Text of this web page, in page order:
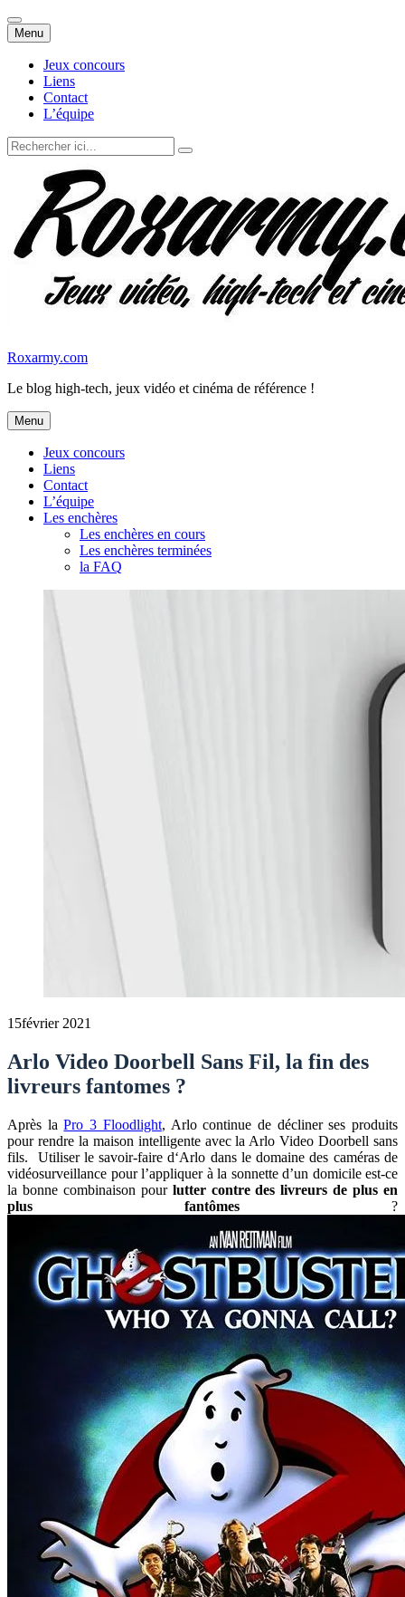
Menu Aller
au
contenu
Jeux concours
Liens
Contact
L’équipe
Recherche
pour
Roxarmy.com
Le blog high-tech, jeux vidéo et cinéma de référence !
Menu Aller
au
contenu
Jeux concours
Liens
Contact
L’équipe
Les enchères
Les enchères en cours
Les enchères terminées
la FAQ
15février 2021
Arlo Video Doorbell Sans Fil, la fin des
livreurs fantomes ?
Après laPro 3 Floodlight, Arlo continue de décliner ses produits
pour rendre la maison intelligente avec la Arlo Video Doorbell sans
fils. Utiliser le savoir-faire d‘Arlo dans le domaine des caméras de
vidéosurveillance pour l’appliquer à la sonnette d’un domicile est-ce
la bonne combinaison pour lutter contre des livreurs de plus en
plus fantômes ?